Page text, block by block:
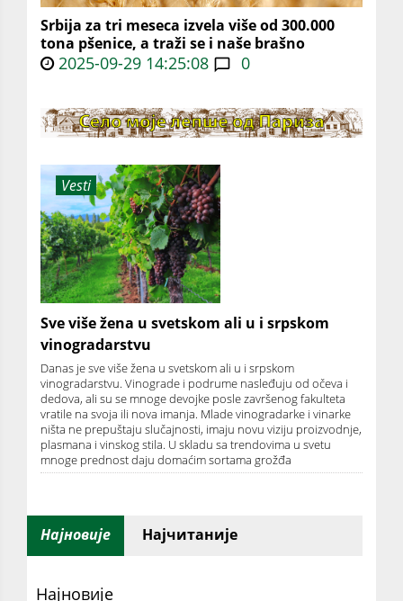
Srbija za tri meseca izvela više od 300.000
tona pšenice, a traži se i naše brašno
2025-09-29 14:25:08 0
Vesti
Sve više žena u svetskom ali u i srpskom
vinogradarstvu
Danas je sve više žena u svetskom ali u i srpskom
vinogradarstvu. Vinograde i podrume nasleđuju od očeva i
dedova, ali su se mnoge devojke posle završenog fakulteta
vratile na svoja ili nova imanja. Mlade vinogradarke i vinarke
ništa ne prepuštaju slučajnosti, imaju novu viziju proizvodnje,
plasmana i vinskog stila. U skladu sa trendovima u svetu
mnoge prednost daju domaćim sortama grožđa
Најновије Најчитаније
Најновије